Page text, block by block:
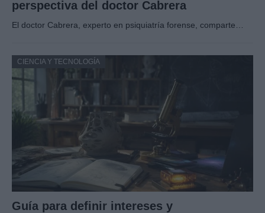
perspectiva del doctor Cabrera
El doctor Cabrera, experto en psiquiatría forense, comparte…
CIENCIA Y TECNOLOGÍA
Guía para definir intereses y